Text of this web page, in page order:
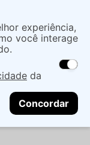
variam de
meu CEP
CONTINUAR
CREME
experiência,
você interage
da
Concordar